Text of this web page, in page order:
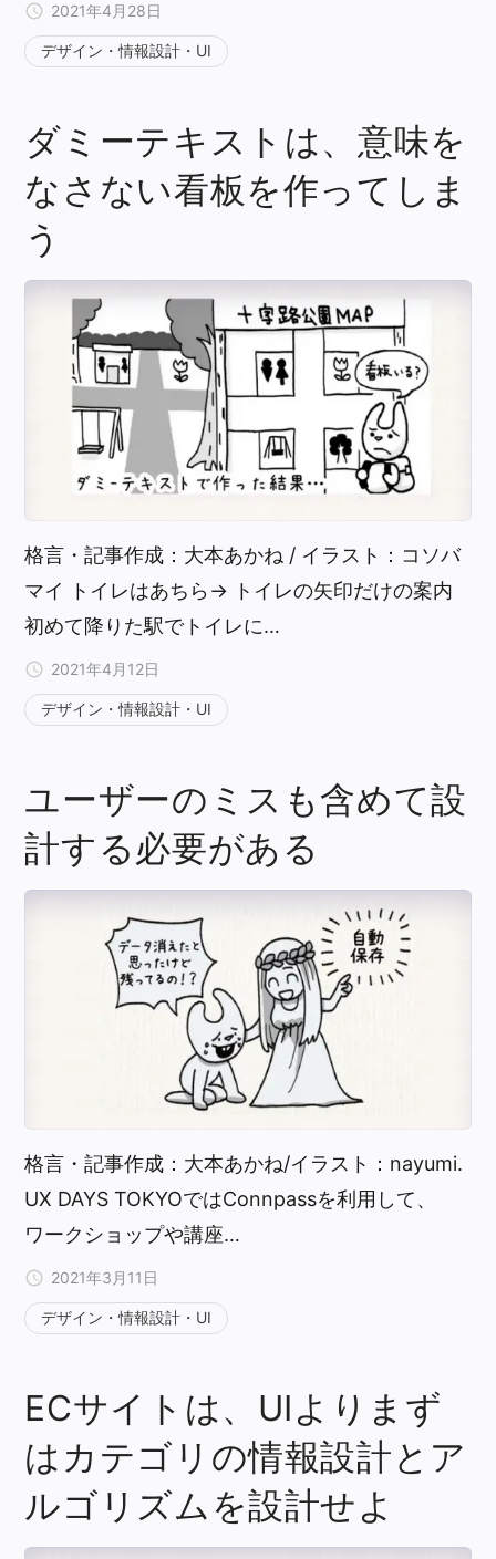
2021年4月28日
デザイン・情報設計・UI
ダミーテキストは、意味を
なさない看板を作ってしま
う
格言・記事作成：大本あかね / イラスト：コソバ
マイ トイレはあちら→ トイレの矢印だけの案内
初めて降りた駅でトイレに…
2021年4月12日
デザイン・情報設計・UI
ユーザーのミスも含めて設
計する必要がある
格言・記事作成：大本あかね/イラスト：nayumi.
UX DAYS TOKYOではConnpassを利用して、
ワークショップや講座…
2021年3月11日
デザイン・情報設計・UI
ECサイトは、UIよりまず
はカテゴリの情報設計とア
ルゴリズムを設計せよ